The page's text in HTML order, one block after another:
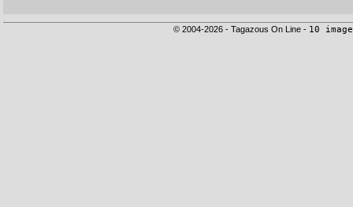
© 2004-2026 - Tagazous On Line - 10